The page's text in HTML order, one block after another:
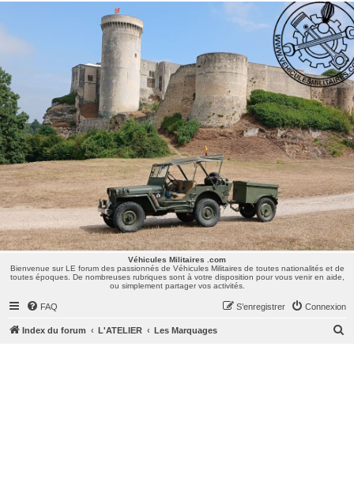
Véhicules Militaires .com
Bienvenue sur LE forum des passionnés de Véhicules Militaires de toutes nationalités et de
toutes époques. De nombreuses rubriques sont à votre disposition pour vous venir en aide,
ou simplement partager vos activités.
Véhicules Militaires .com
Bienvenue sur LE forum des passionnés de Véhicules Militaires de toutes nationalités et de
toutes époques. De nombreuses rubriques sont à votre disposition pour vous venir en aide,
ou simplement partager vos activités.
FAQ Connexion
S’enregistrer
Index du forum L'ATELIER Les Marquages